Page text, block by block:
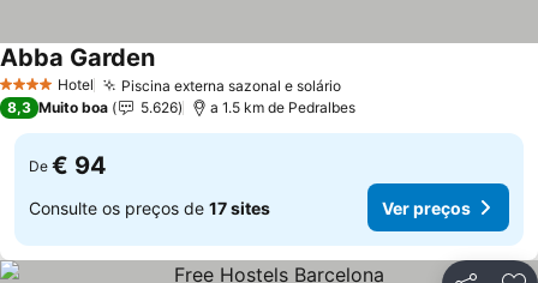
4 EstrelasHotel Piscina externa sazonal e solário
Abba Garden
8,3 Muito boa 5.626 a 1.5 km de Pedralbes
De € 94
Consulte os preços de 17 sites Ver preços